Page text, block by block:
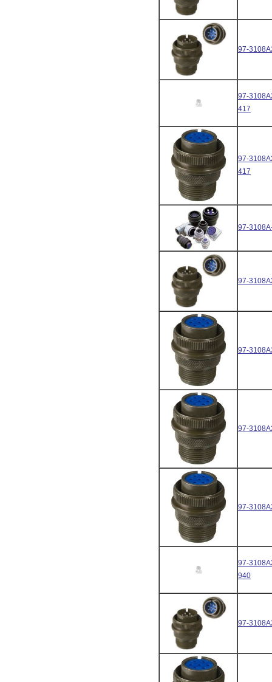
97-
97-
417
97-
417
97-
97-
97-
97-
97-
97-
940
97-